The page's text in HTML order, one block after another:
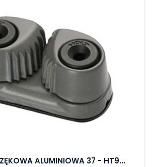
ALUMINIOWA 37 - HT9...